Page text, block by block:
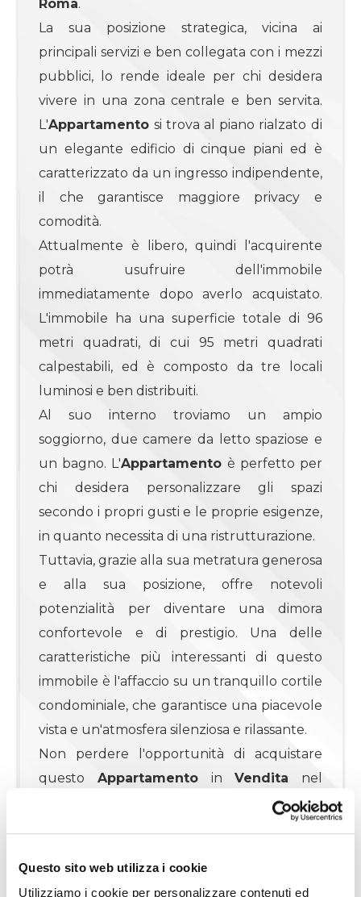
Questo sito web utilizza i cookie
Utilizziamo i cookie per personalizzare contenuti ed
Roma.
La sua posizione strategica, vicina ai
principali servizi e ben collegata con i mezzi
pubblici, lo rende ideale per chi desidera
vivere in una zona centrale e ben servita.
L'Appartamento si trova al piano rialzato di
un elegante edificio di cinque piani ed è
caratterizzato da un ingresso indipendente,
il che garantisce maggiore privacy e
comodità.
Attualmente è libero, quindi l'acquirente
potrà usufruire dell'immobile
immediatamente dopo averlo acquistato.
L'immobile ha una superficie totale di 96
metri quadrati, di cui 95 metri quadrati
calpestabili, ed è composto da tre locali
luminosi e ben distribuiti.
Al suo interno troviamo un ampio
soggiorno, due camere da letto spaziose e
un bagno. L'Appartamento è perfetto per
chi desidera personalizzare gli spazi
secondo i propri gusti e le proprie esigenze,
in quanto necessita di una ristrutturazione.
Tuttavia, grazie alla sua metratura generosa
e alla sua posizione, offre notevoli
potenzialità per diventare una dimora
confortevole e di prestigio. Una delle
caratteristiche più interessanti di questo
immobile è l'affaccio su un tranquillo cortile
condominiale, che garantisce una piacevole
vista e un'atmosfera silenziosa e rilassante.
Non perdere l'opportunità di acquistare
questo AppartamentoinVendita nel
quartiere Prati, una zona residenziale
rinomata per la sua eleganza e la sua
Contatta subito l'agenzia immobiliare per
Qualsiasi
1
2
3
4
4+
Bagni
minimi
Qualsiasi
1
2
3
4
4+
Camere
minime
Qualsiasi
3